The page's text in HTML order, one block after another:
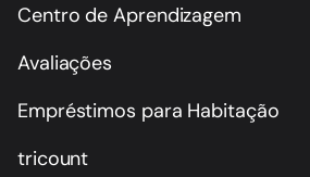
Centro de Aprendizagem
Avaliações
Empréstimos para Habitação
tricount